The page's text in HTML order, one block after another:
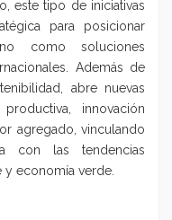
este tipo de iniciativas
para posicionar
como soluciones
Además de
abre nuevas
innovación
agregado, vinculando
con las tendencias
economía verde.